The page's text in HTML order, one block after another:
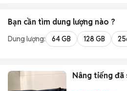
Bạn cần tìm dung lượng nào ?
Dung lượng: 64 GB 128 GB
Nâng tiếng đã